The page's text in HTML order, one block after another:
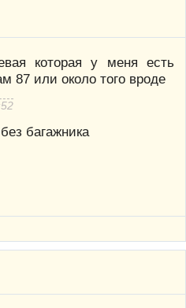
которая у меня есть
87 или около того вроде
багажника